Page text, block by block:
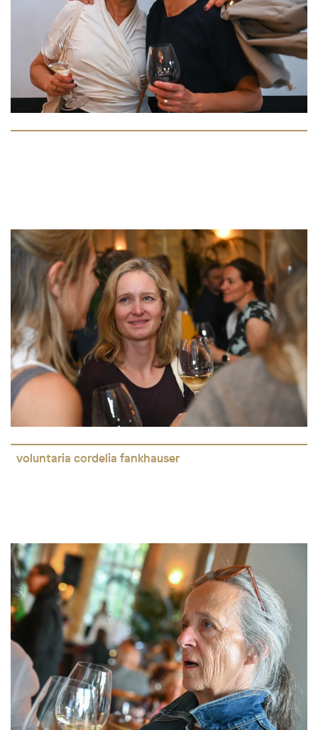
voluntaria cordelia fankhauser